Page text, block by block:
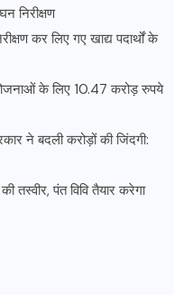
निरीक्षण
कर लिए गए खाद्य पदार्थों के
के लिए 10.47 करोड़ रुपये
ने बदली करोड़ों की जिंदगी:
तस्वीर, पंत विवि तैयार करेगा